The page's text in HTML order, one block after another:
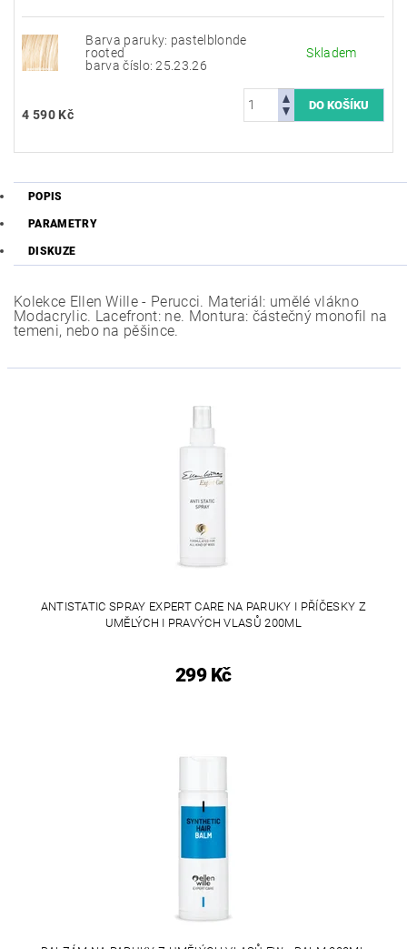
Barva paruky: pastelblonde
rooted
barva číslo: 25.23.26
Skladem
4 590 Kč
POPIS
PARAMETRY
DISKUZE
Kolekce Ellen Wille - Perucci. Materiál: umělé vlákno
Modacrylic. Lacefront: ne. Montura: částečný monofil na
temeni, nebo na pěšince.
ANTISTATIC SPRAY EXPERT CARE NA PARUKY I PŘÍČESKY Z
UMĚLÝCH I PRAVÝCH VLASŮ 200ML
299 Kč